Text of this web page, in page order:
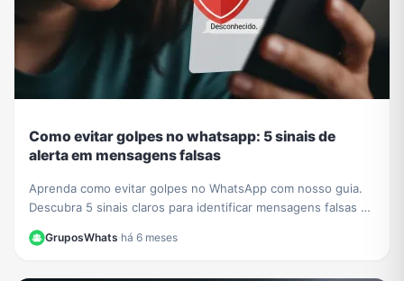
Como evitar golpes no whatsapp: 5 sinais de
alerta em mensagens falsas
Aprenda como evitar golpes no WhatsApp com nosso guia.
Descubra 5 sinais claros para identificar mensagens falsas e
GruposWhats·há 6 meses